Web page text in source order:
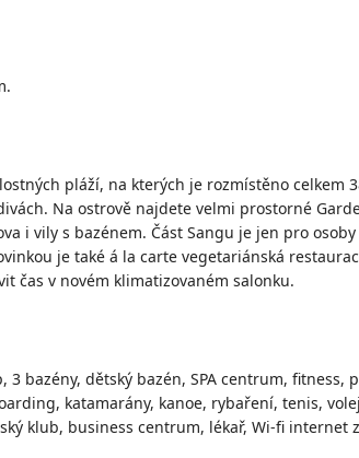
pláží, na kterých je rozmístěno celkem
Na ostrově najdete velmi prostorné
i vily s bazénem. Část Sangu je jen pro
je také á la carte vegetariánská
čas v novém klimatizovaném salonku.
3 bazény, dětský bazén, SPA centrum,
katamarány, kanoe, rybaření, tenis,
klub, business centrum, lékař, Wi-fi internet